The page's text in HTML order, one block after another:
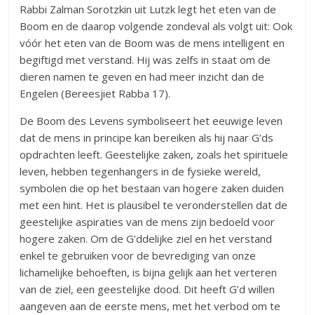
Rabbi Zalman Sorotzkin uit Lutzk legt het eten van de
Boom en de daarop volgende zondeval als volgt uit: Ook
vóór het eten van de Boom was de mens intelligent en
begiftigd met verstand. Hij was zelfs in staat om de
dieren namen te geven en had meer inzicht dan de
Engelen (Bereesjiet Rabba 17).
De Boom des Levens symboliseert het eeuwige leven
dat de mens in principe kan bereiken als hij naar G’ds
opdrachten leeft. Geestelijke zaken, zoals het spirituele
leven, hebben tegenhangers in de fysieke wereld,
symbolen die op het bestaan van hogere zaken duiden
met een hint. Het is plausibel te veronderstellen dat de
geestelijke aspiraties van de mens zijn bedoeld voor
hogere zaken. Om de G’ddelijke ziel en het verstand
enkel te gebruiken voor de bevrediging van onze
lichamelijke behoeften, is bijna gelijk aan het verteren
van de ziel, een geestelijke dood. Dit heeft G’d willen
aangeven aan de eerste mens, met het verbod om te